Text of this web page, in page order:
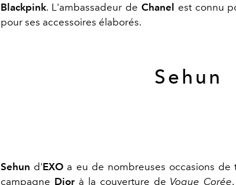
Blackpink. L'ambassadeur de Chanel
est connu
pour ses accessoires élaborés.
Sehun
Sehun d'EXO a eu de nombreuses occasions de
campagne Diorà la couverture de Vogue Corée